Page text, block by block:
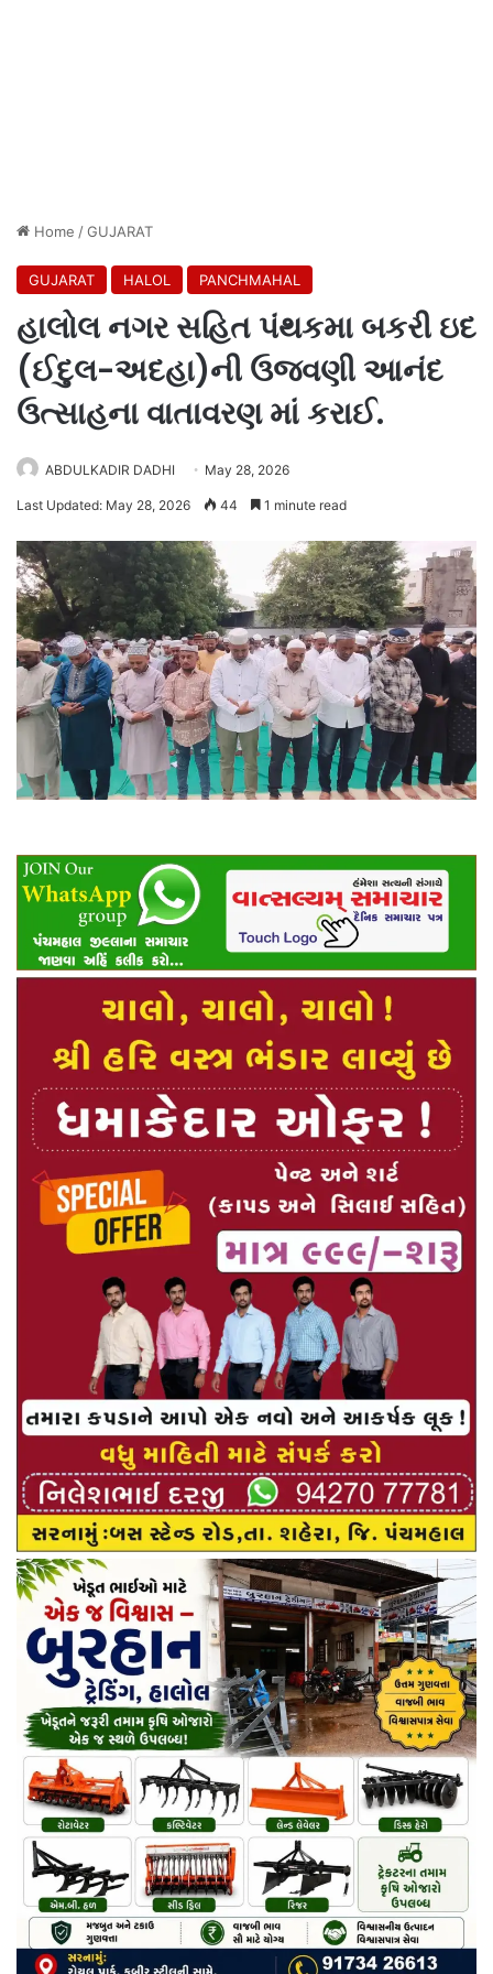
Home /GUJARAT
GUJARAT HALOL PANCHMAHAL
હાલોલ નગર સહિત પંથકમા બકરી ઇદ
(ઈદુલ-અદહા)ની ઉજવણી આનંદ
ઉત્સાહના વાતાવરણ માં કરાઈ.
ABDULKADIR DADHI May 28, 2026
Last Updated: May 28, 2026 44 1 minute read